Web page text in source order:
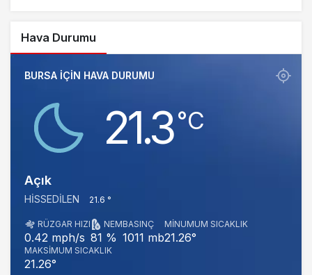
Hava Durumu
BURSA IÇIN HAVA DURUMU
21.3‎°C
Açık
HISSEDILEN 21.6 °
RÜZGAR HIZI
0.42 mph/s
NEM
81 %
BASINÇ
1011 mb
MINUMUM SICAKLIK
21.26°
MAKSIMUM SICAKLIK
21.26°